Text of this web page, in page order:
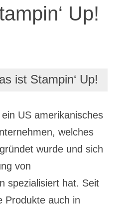
Up!
ist Stampin‘ Up!
ein US amerikanisches
welches
wurde und sich
von
spezialisiert hat. Seit
Produkte auch in